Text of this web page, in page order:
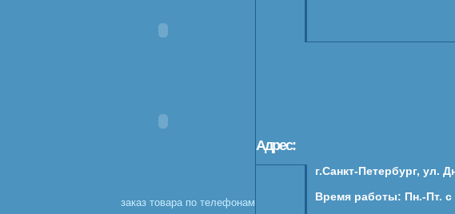
заказ товара по телефонам
Адрес:
г.Санкт-Петербург, ул.
Время работы: Пн.-Пт. с